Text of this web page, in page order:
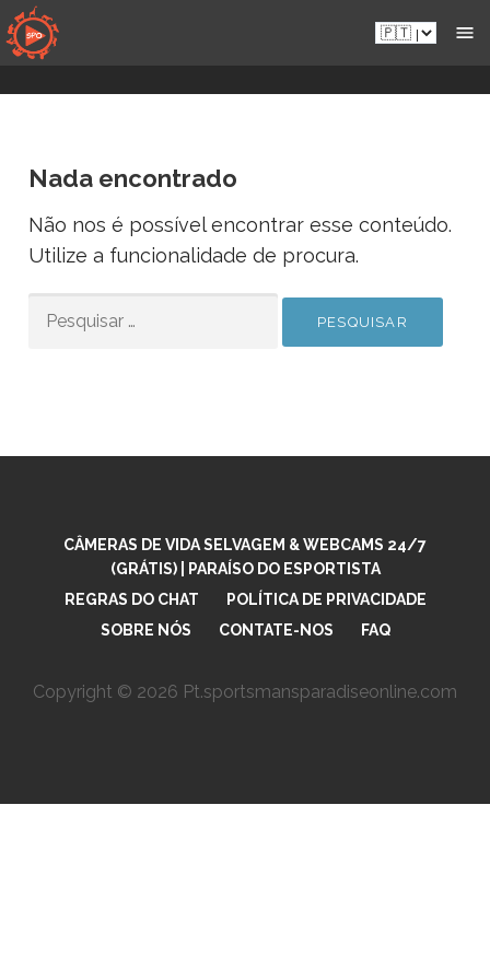
Aceder
diretamente
ao
conteúdo
Pt.sportsmansparadiseonline.com
Nada encontrado
Não nos é possível encontrar esse conteúdo.
Utilize a funcionalidade de procura.
POR:
CÂMERAS DE VIDA SELVAGEM & WEBCAMS 24/7
(GRÁTIS) | PARAÍSO DO ESPORTISTA
REGRAS DO CHAT
POLÍTICA DE PRIVACIDADE
SOBRE NÓS
CONTATE-NOS FAQ
Copyright © 2026 Pt.sportsmansparadiseonline.com